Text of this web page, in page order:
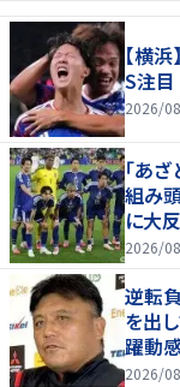
【横
S注目
2026/
｢あざ
組み
に大
る！」
2026/
逆転
を出
躍動
2026/